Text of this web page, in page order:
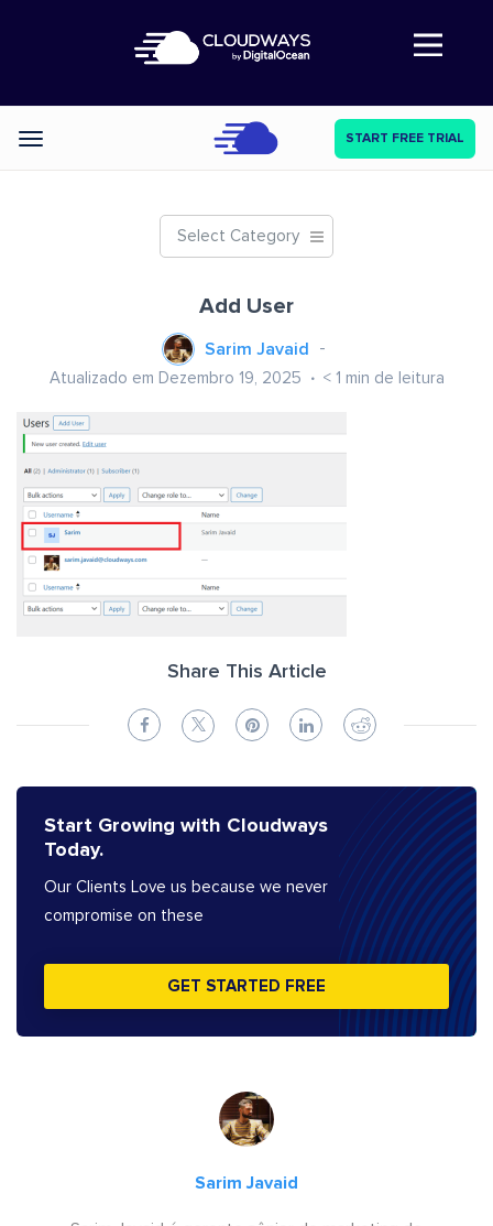
Abre a navegação
Categories START FREE TRIAL
Select Category
Add User
Sarim Javaid
Atualizado em Dezembro 19, 2025 < 1 min de leitura
Share This Article
Start Growing with Cloudways
Today.
Our Clients Love us because we never
compromise on these
GET STARTED FREE
Sarim Javaid